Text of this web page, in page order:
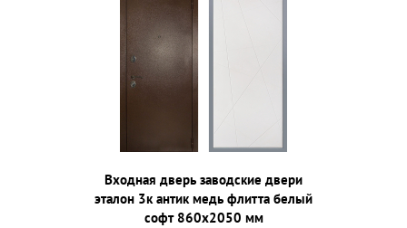
Входная дверь заводские двери
эталон 3к антик медь флитта белый
софт 860х2050 мм